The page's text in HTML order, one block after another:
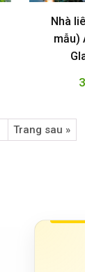
Nhà
mẫu)
Trang sau »